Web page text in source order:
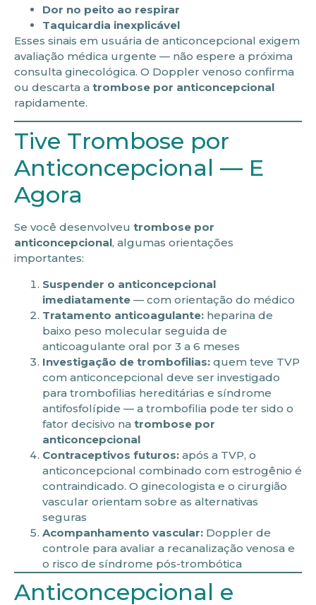
Dor no peito ao respirar
Taquicardia inexplicável
Esses sinais em usuária de anticoncepcional exigem
avaliação médica urgente — não espere a próxima
consulta ginecológica. O Doppler venoso confirma
ou descarta a trombose por anticoncepcional
rapidamente.
Tive Trombose por
Anticoncepcional — E
Agora
Se você desenvolveu trombose por
anticoncepcional, algumas orientações
importantes:
Suspender o anticoncepcional
imediatamente — com orientação do médico
Tratamento anticoagulante: heparina de
baixo peso molecular seguida de
anticoagulante oral por 3 a 6 meses
Investigação de trombofilias: quem teve TVP
com anticoncepcional deve ser investigado
para trombofilias hereditárias e síndrome
antifosfolípide — a trombofilia pode ter sido o
fator decisivo na trombose por
anticoncepcional
Contraceptivos futuros: após a TVP, o
anticoncepcional combinado com estrogênio é
contraindicado. O ginecologista e o cirurgião
vascular orientam sobre as alternativas
seguras
Acompanhamento vascular: Doppler de
controle para avaliar a recanalização venosa e
o risco de síndrome pós-trombótica
Anticoncepcional e